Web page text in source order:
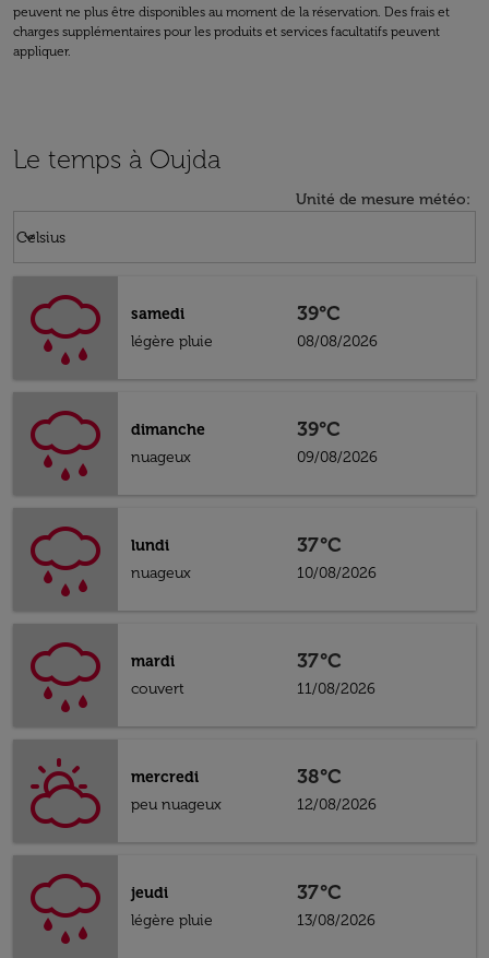
peuvent ne plus être disponibles au moment de la réservation. Des frais et
charges supplémentaires pour les produits et services facultatifs peuvent
appliquer.
Le temps à Oujda
Unité de mesure météo:
Celsius
keyboard_arrow_down
samedi
légère pluie
39°C
08/08/2026
dimanche
nuageux
39°C
09/08/2026
lundi
nuageux
37°C
10/08/2026
mardi
couvert
37°C
11/08/2026
mercredi
peu nuageux
38°C
12/08/2026
jeudi
légère pluie
37°C
13/08/2026